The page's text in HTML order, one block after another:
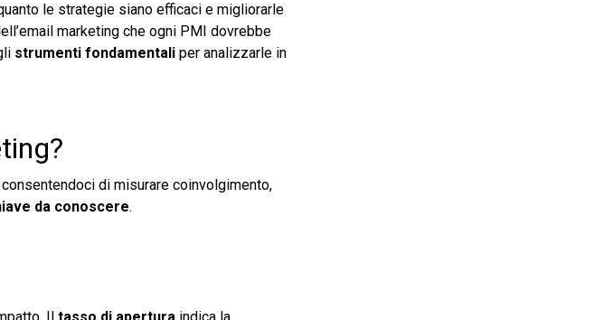
le strategie siano efficaci e migliorarle
marketing che ogni PMI dovrebbe
strumenti fondamentali per analizzarle in
di misurare coinvolgimento,
da conoscere.